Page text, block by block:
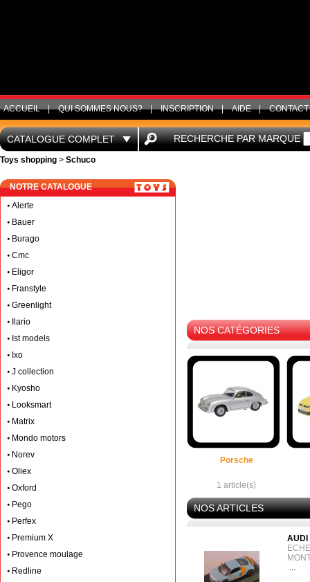
ACCUEIL | QUI SOMMES NOUS? | INSCRIPTION | AIDE | CONTACT
CATALOGUE COMPLET RECHERCHE PAR MARQUE
Toys shopping > Schuco
NOTRE CATALOGUE
Alerte
Bauer
Burago
Cmc
Eligor
Franstyle
Greenlight
Ilario
Ist models
Ixo
J collection
Kyosho
Looksmart
Matrix
Mondo motors
Norev
Oliex
Oxford
Pego
Perfex
Premium X
Provence moulage
Redline
NOS CATÉGORIES
Porsche
1 article(s)
NOS ARTICLES
AUDI
...